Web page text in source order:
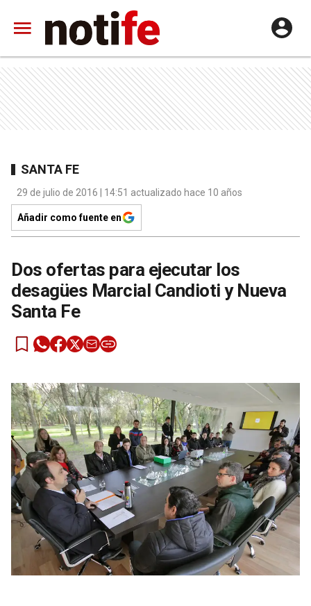
SANTA FE
29 de julio de 2016 | 14:51 actualizado hace 10 años
Añadir como fuente en
Dos ofertas para ejecutar los
desagües Marcial Candioti y Nueva
Santa Fe